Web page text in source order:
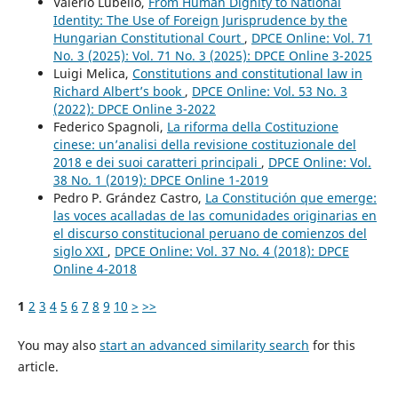
Identity: The Use of Foreign Jurisprudence by the
Hungarian Constitutional Court , DPCE Online: Vol. 71
No. 3 (2025): Vol. 71 No. 3 (2025): DPCE Online 3-2025
Luigi Melica, Constitutions and constitutional law in
Richard Albert’s book , DPCE Online: Vol. 53 No. 3
(2022): DPCE Online 3-2022
Federico Spagnoli, La riforma della Costituzione
cinese: un’analisi della revisione costituzionale del
2018 e dei suoi caratteri principali , DPCE Online: Vol.
38 No. 1 (2019): DPCE Online 1-2019
Pedro P. Grández Castro, La Constitución que emerge:
las voces acalladas de las comunidades originarias en
el discurso constitucional peruano de comienzos del
siglo XXI , DPCE Online: Vol. 37 No. 4 (2018): DPCE
Online 4-2018
1 2 3 4 5 6 7 8 9 10 > >>
You may also start an advanced similarity search for this
article.